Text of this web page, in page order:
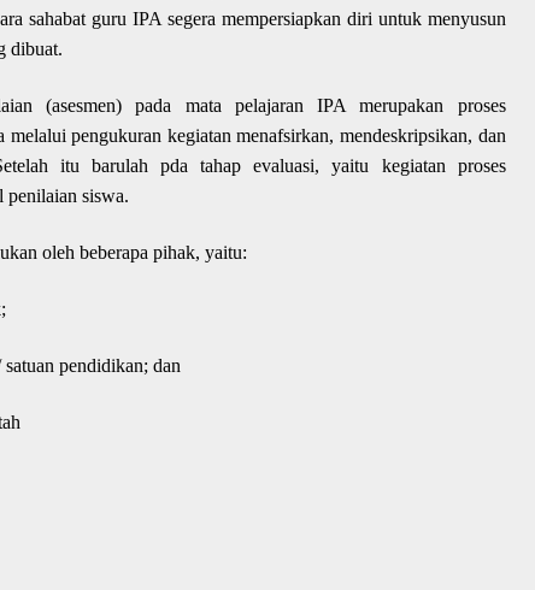
sahabat guru IPA segera mempersiapkan diri untuk menyusun
dibuat.
(asesmen) pada mata pelajaran IPA merupakan proses
pengukuran kegiatan menafsirkan, mendeskripsikan, dan
itu barulah pda tahap evaluasi, yaitu kegiatan proses
penilaian siswa.
oleh beberapa pihak, yaitu:
pendidikan; dan